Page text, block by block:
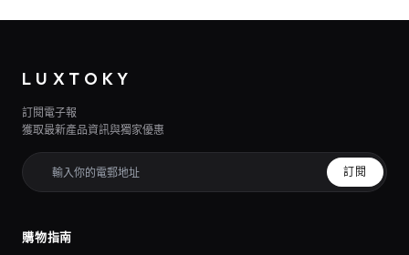
LUXTOKY
訂閱電子報
獲取最新產品資訊與獨家優惠
訂閱
購物指南